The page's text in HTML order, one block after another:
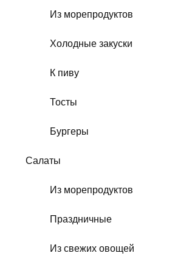
Из морепродуктов
Холодные закуски
К пиву
Тосты
Бургеры
Салаты
Из морепродуктов
Праздничные
Из свежих овощей